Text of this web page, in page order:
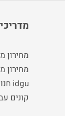
מחירון
מחירון
idgu חנות
קונים